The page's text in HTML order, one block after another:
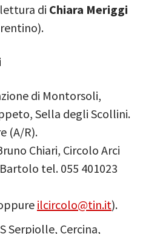
di Chiara Meriggi
di Montorsoli,
Sella degli Scollini.
(A/R).
Chiari, Circolo Arci
tel. 055 401023
ilcircolo@tin.it).
Serpiolle, Cercina,